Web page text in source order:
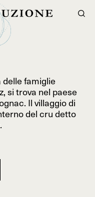
famiglie
si trova nel paese
Il villaggio di
del cru detto